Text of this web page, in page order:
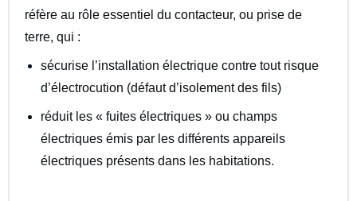
réfère au rôle essentiel du contacteur, ou prise de
terre, qui :
sécurise l’installation électrique contre tout risque
d’électrocution (défaut d’isolement des fils)
réduit les « fuites électriques » ou champs
électriques émis par les différents appareils
électriques présents dans les habitations.